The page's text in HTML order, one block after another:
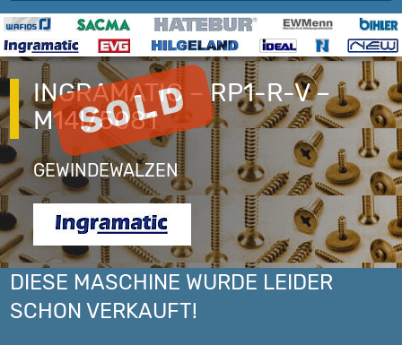
INGRAMATIC – RP1-R-V –
M14I/5081
GEWINDEWALZEN
DIESE MASCHINE WURDE LEIDER
SCHON VERKAUFT!